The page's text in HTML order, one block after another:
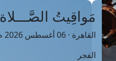
مَواقِيتُ الصَّـــلاة
القاهرة · 06 أغسطس 2026 م
الفجر